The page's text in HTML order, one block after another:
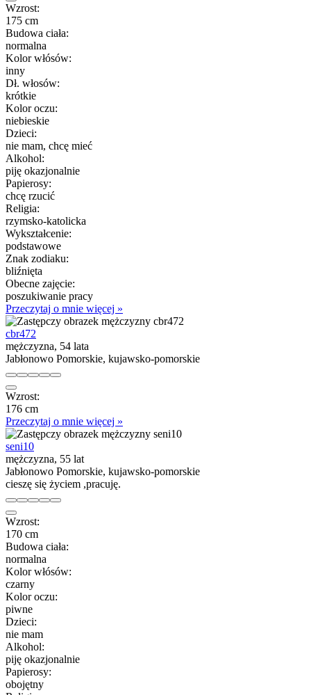
Wzrost:
175 cm
Budowa ciała:
normalna
Kolor włósów:
inny
Dł. włosów:
krótkie
Kolor oczu:
niebieskie
Dzieci:
nie mam, chcę mieć
Alkohol:
piję okazjonalnie
Papierosy:
chcę rzucić
Religia:
rzymsko-katolicka
Wykształcenie:
podstawowe
Znak zodiaku:
bliźnięta
Obecne zajęcie:
poszukiwanie pracy
Przeczytaj o mnie więcej »
cbr472
mężczyzna, 54 lata
Jabłonowo Pomorskie, kujawsko-pomorskie
Wzrost:
176 cm
Przeczytaj o mnie więcej »
seni10
mężczyzna, 55 lat
Jabłonowo Pomorskie, kujawsko-pomorskie
cieszę się życiem ,pracuję.
Wzrost:
170 cm
Budowa ciała:
normalna
Kolor włósów:
czarny
Kolor oczu:
piwne
Dzieci:
nie mam
Alkohol:
piję okazjonalnie
Papierosy:
obojętny